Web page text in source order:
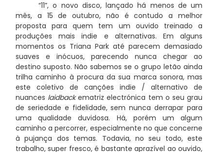
“11”, o novo disco, lançado há menos de um
mês, a 15 de outubro, não é contudo a melhor
proposta para quem tem um ouvido treinado a
produções mais indie e alternativas. Em alguns
momentos os Triana Park até parecem demasiado
suaves e inócuos, parecendo nunca chegar ao
destino suposto. Não sabemos se o grupo letão ainda
trilha caminho à procura da sua marca sonora, mas
este coletivo de canções indie / alternativo de
nuances laidbackematriz electrónica tem o seu grau
de seriedade e fidelidade, sem nunca derrapar para
uma qualidade duvidosa. Há, porém um algum
caminho a percorrer, especialmente no que concerne
à pujança dos temas. Todavia, no seu todo, este
trabalho, super fresco, é bastante aprazível ao ouvido,